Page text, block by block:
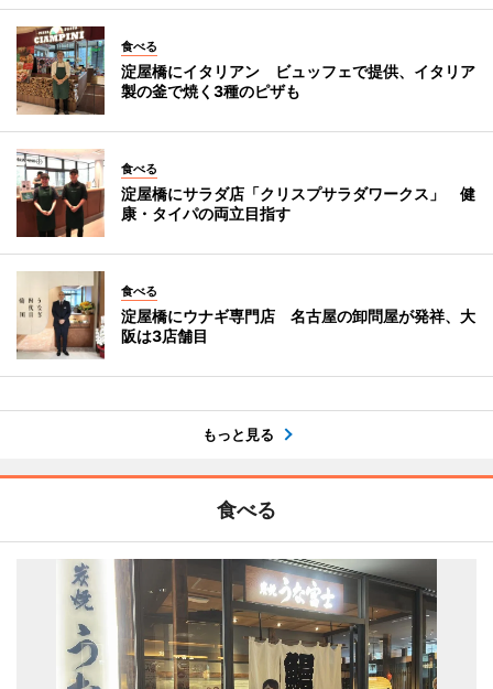
食べる
淀屋橋にイタリアン ビュッフェで提供、イタリア
製の釜で焼く3種のピザも
食べる
淀屋橋にサラダ店「クリスプサラダワークス」 健
康・タイパの両立目指す
食べる
淀屋橋にウナギ専門店 名古屋の卸問屋が発祥、大
阪は3店舗目
もっと見る
食べる